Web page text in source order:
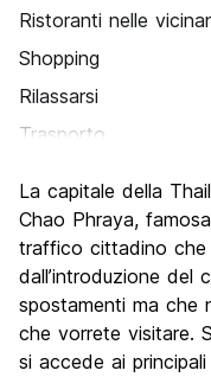
Ristoranti nelle
Shopping
Rilassarsi
Trasporto
Luoghi di interesse
Festa / Vita notturna
Qualita' Prezzo
La capitale della
Chao Phraya,
traffico cittadino che
dall’introduzione del
spostamenti ma che
che vorrete visitare.
si accede ai